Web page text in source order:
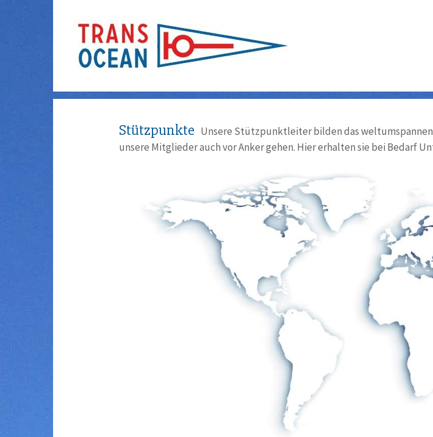
Stützpunkte Unsere Stützpunktleiter bilden das
unsere Mitglieder auch vor Anker gehen. Hier erhalten sie bei Bedarf